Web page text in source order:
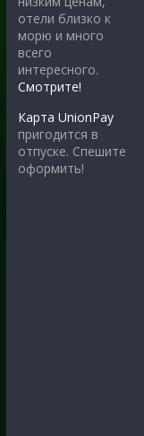
отели близко к
морю и много
всего
интересного.
Смотрите!
Карта UnionPay
пригодится в
отпуске. Спешите
оформить!